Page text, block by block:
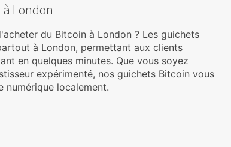
London
du Bitcoin à London ? Les guichets
à London, permettant aux clients
en quelques minutes. Que vous soyez
expérimenté, nos guichets Bitcoin vous
numérique localement.